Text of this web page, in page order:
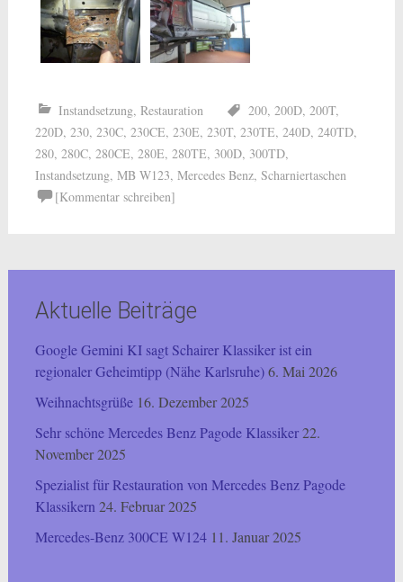
Instandsetzung, Restauration 200, 200D, 200T,
220D, 230, 230C, 230CE, 230E, 230T, 230TE, 240D, 240TD,
280, 280C, 280CE, 280E, 280TE, 300D, 300TD,
Instandsetzung, MB W123, Mercedes Benz, Scharniertaschen
[Kommentar schreiben]
Aktuelle Beiträge
Google Gemini KI sagt Schairer Klassiker ist ein
regionaler Geheimtipp (Nähe Karlsruhe)6. Mai 2026
Weihnachtsgrüße 16. Dezember 2025
Sehr schöne Mercedes Benz Pagode Klassiker22.
November 2025
Spezialist für Restauration von Mercedes Benz Pagode
Klassikern 24. Februar 2025
Mercedes-Benz 300CE W124 11. Januar 2025